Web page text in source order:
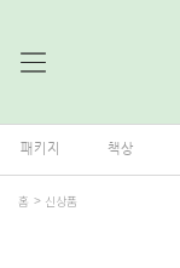
패키지 책상
홈 신상품